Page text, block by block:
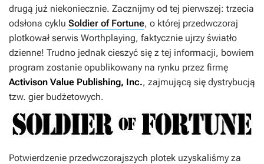
drugą już niekoniecznie. Zacznijmy od tej pierwszej: trzecia
odsłona cyklu Soldier of Fortune, o której przedwczoraj
plotkował serwis Worthplaying, faktycznie ujrzy światło
dzienne! Trudno jednak cieszyć się z tej informacji, bowiem
program zostanie opublikowany na rynku przez firmę
Activison Value Publishing, Inc., zajmującą się dystrybucją
tzw. gier budżetowych.
Potwierdzenie przedwczorajszych plotek uzyskaliśmy za